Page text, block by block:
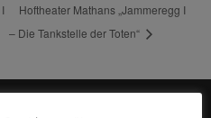
Hoftheater Mathans „Jammeregg I
– Die Tankstelle der Toten“